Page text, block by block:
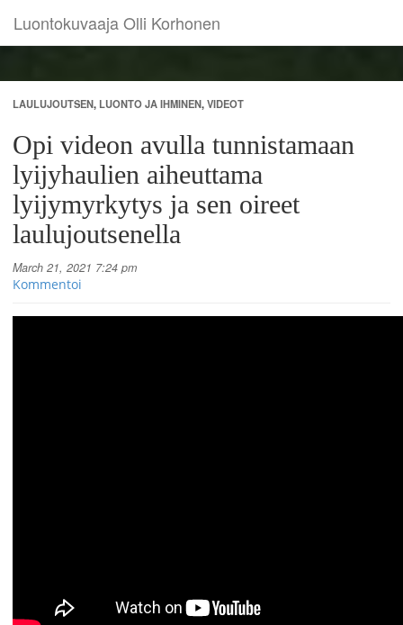
Luontokuvaaja Olli Korhonen
LAULUJOUTSEN, LUONTO JA IHMINEN,VIDEOT
Opi videon avulla tunnistamaan
lyijyhaulien aiheuttama
lyijymyrkytys ja sen oireet
laulujoutsenella
March 21, 2021 7:24 pm
Kommentoi